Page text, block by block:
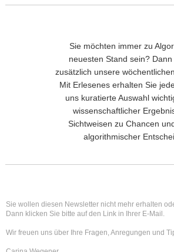
Sie möchten immer zu
neuesten Stand sein?
zusätzlich unsere wöchentlichen
Mit Erlesenes erhalten Sie
uns kuratierte Auswahl
wissenschaftlicher
Sichtweisen zu Chancen
algorithmischer
Sie wollen diesen Newsletter nicht mehr erhalten
Dann klicken Sie bitte auf den Link in Ihrer E-Mail.
Wir freuen uns über Ihre Fragen, Anregungen und